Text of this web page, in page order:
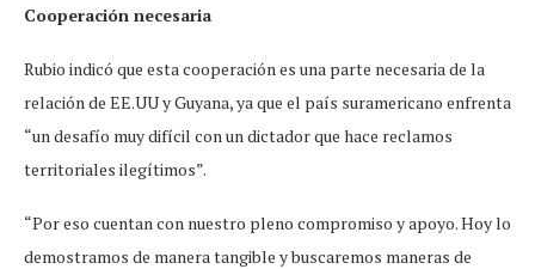
Cooperación necesaria
Rubio indicó que esta cooperación es una parte necesaria de la
relación de EE.UU y Guyana, ya que el país suramericano enfrenta
“un desafío muy difícil con un dictador que hace reclamos
territoriales ilegítimos”.
“Por eso cuentan con nuestro pleno compromiso y apoyo. Hoy lo
demostramos de manera tangible y buscaremos maneras de